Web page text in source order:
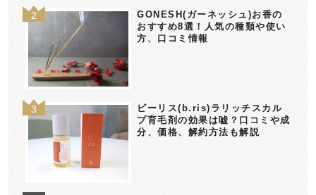
GONESH(ガーネッシュ)お香の
おすすめ8選！人気の種類や使い
方、口コミ情報
ビーリス(b.ris)ラリッチスカル
プ育毛剤の効果は嘘？口コミや成
分、価格、解約方法も解説